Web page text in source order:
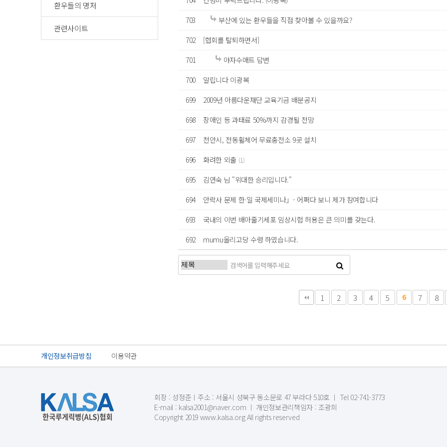
환우들의 명저
관련사이트
703
부산에 있는 환우들을 직접 찾아볼 수 있을까요?
702
[협회를 탈퇴하면서]
701
야자수매트 답변
700
알립니다 이광복
699
2009년 아름다운재단 교육기금 배분공지
698
장애인 등 과태료 50%까지 감경될 전망
697
천안시, 전동휠체어 무료충전소 9곳 설치
696
화려한 외출 (1)
695
김연숙 님 "위대한 승리입니다."
694
안락사 문제 한·일 국제세미나」- 어쩌다 보니 제가 참여합니다
693
국내의 이번 배아줄기세포 임상시험 허용은 큰 의미를 갖는다.
692
mumu올리고당 수령 하였습니다.
1 2 3 4 5 6 7 8
개인정보취급방침 이용약관
회장 : 성정준ㅣ주소 : 서울시 성북구 동소문로 47 부라다 510호 ㅣ Tel 02-741-3773
E-mail : kalsa2001@naver.com ㅣ 개인정보관리책임자 : 조광희
Copyright 2019 www.kalsa.org All rights reserved